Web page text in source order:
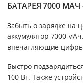
БАТАРЕЯ 7000
Забыть о зарядке на
аккумулятор 7000
впечатляющие
Быстро
100 Вт. Также